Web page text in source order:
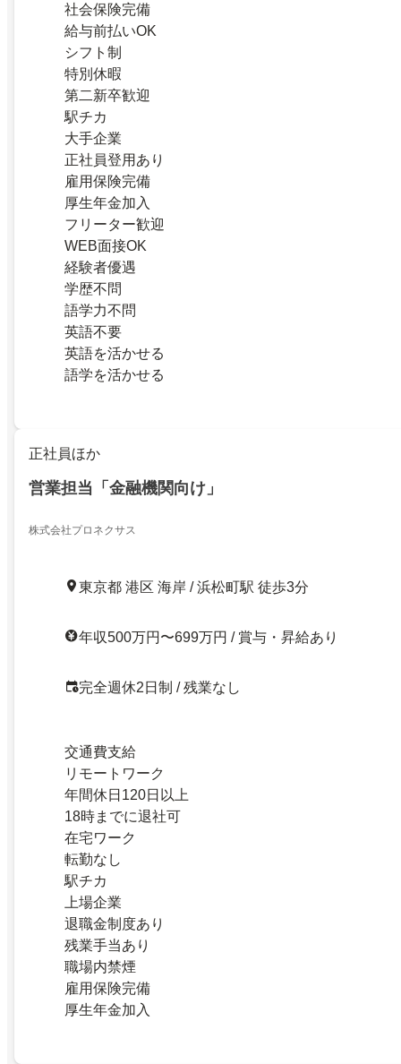
社会保険完備
給与前払いOK
シフト制
特別休暇
第二新卒歓迎
駅チカ
大手企業
正社員登用あり
雇用保険完備
厚生年金加入
フリーター歓迎
WEB面接OK
経験者優遇
学歴不問
語学力不問
英語不要
英語を活かせる
語学を活かせる
正社員ほか
営業担当「金融機関向け」
株式会社プロネクサス
東京都 港区 海岸 / 浜松町駅 徒歩3分
年収500万円〜699万円 / 賞与・昇給あり
完全週休2日制 / 残業なし
交通費支給
リモートワーク
年間休日120日以上
18時までに退社可
在宅ワーク
転勤なし
駅チカ
上場企業
退職金制度あり
残業手当あり
職場内禁煙
雇用保険完備
厚生年金加入